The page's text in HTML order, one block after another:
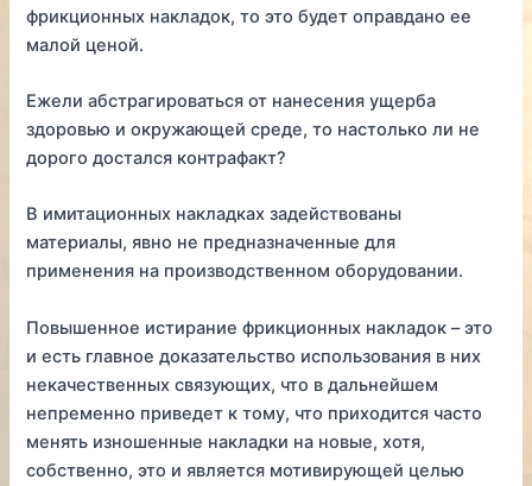
фрикционных накладок, то это будет оправдано ее
малой ценой.
Ежели абстрагироваться от нанесения ущерба
здоровью и окружающей среде, то настолько ли не
дорого достался контрафакт?
В имитационных накладках задействованы
материалы, явно не предназначенные для
применения на производственном оборудовании.
Повышенное истирание фрикционных накладок – это
и есть главное доказательство использования в них
некачественных связующих, что в дальнейшем
непременно приведет к тому, что приходится часто
менять изношенные накладки на новые, хотя,
собственно, это и является мотивирующей целью